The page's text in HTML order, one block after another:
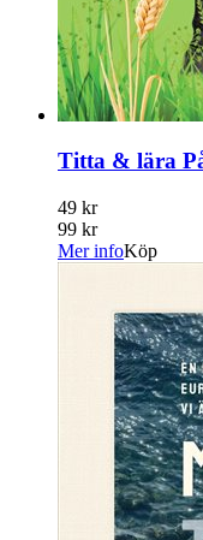
Titta & lära
49 kr
99 kr
Mer infoKöp